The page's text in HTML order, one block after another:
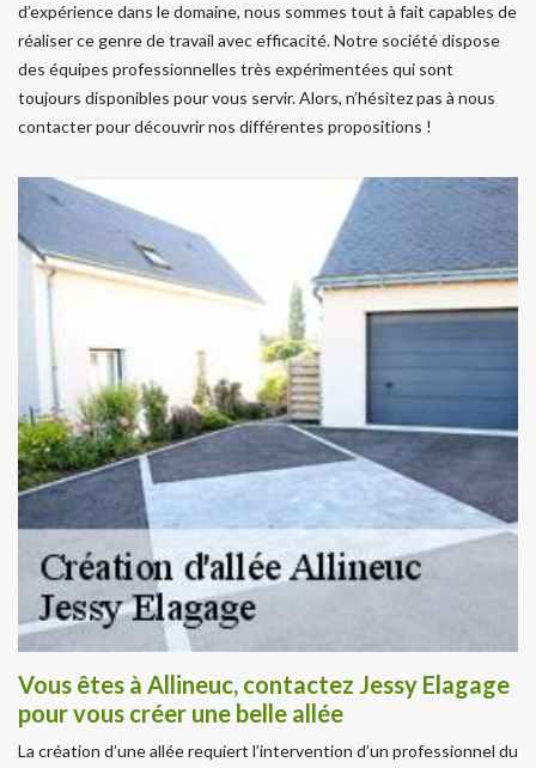
d’expérience dans le domaine, nous sommes tout à fait capables de
réaliser ce genre de travail avec efficacité. Notre société dispose
des équipes professionnelles très expérimentées qui sont
toujours disponibles pour vous servir. Alors, n’hésitez pas à nous
contacter pour découvrir nos différentes propositions !
Vous êtes à Allineuc, contactez Jessy Elagage
pour vous créer une belle allée
La création d’une allée requiert l’intervention d’un professionnel du